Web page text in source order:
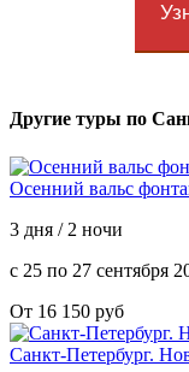
Другие туры по
Осенний вальс
3 дня / 2 ночи
с 25 по 27 сентября
От 16 150 руб
Санкт-Петербург.